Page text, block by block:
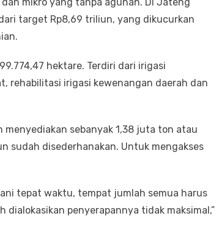
target Rp8,69 triliun, yang dikucurkan
hektare. Terdiri dari irigasi
rehabilitasi irigasi kewenangan daerah dan
menyediakan sebanyak 1,38 juta ton atau
sudah disederhanakan. Untuk mengakses
tepat waktu, tempat jumlah semua harus
penyerapannya tidak maksimal,”